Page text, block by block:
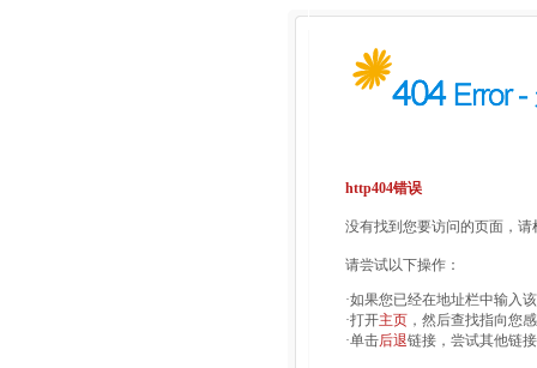
http404错误
没有找到您要访问的页面，
请尝试以下操作：
·如果您已经在地址栏中输入
·打开主页 ，然后查找指向您
·单击后退链接，尝试其他链